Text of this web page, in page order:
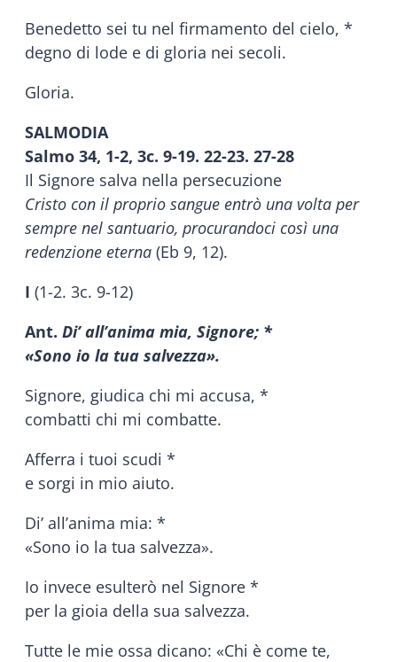
Benedetto sei tu nel firmamento del cielo, *
degno di lode e di gloria nei secoli.
Gloria.
SALMODIA
Salmo 34, 1-2, 3c. 9-19. 22-23. 27-28
Il Signore salva nella persecuzione
Cristo con il proprio sangue entrò una volta per
sempre nel santuario, procurandoci così una
redenzione eterna (Eb 9, 12).
I (1-2. 3c. 9-12)
Ant. Di’ all’anima mia, Signore; *
«Sono io la tua salvezza».
Signore, giudica chi mi accusa, *
combatti chi mi combatte.
Afferra i tuoi scudi *
e sorgi in mio aiuto.
Di’ all’anima mia: *
«Sono io la tua salvezza».
Io invece esulterò nel Signore *
per la gioia della sua salvezza.
Tutte le mie ossa dicano: «Chi è come te,